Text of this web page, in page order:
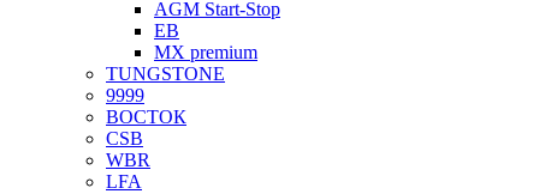
AGM Start-Stop
EB
MX premium
TUNGSTONE
9999
ВОСТОК
CSB
WBR
LFA